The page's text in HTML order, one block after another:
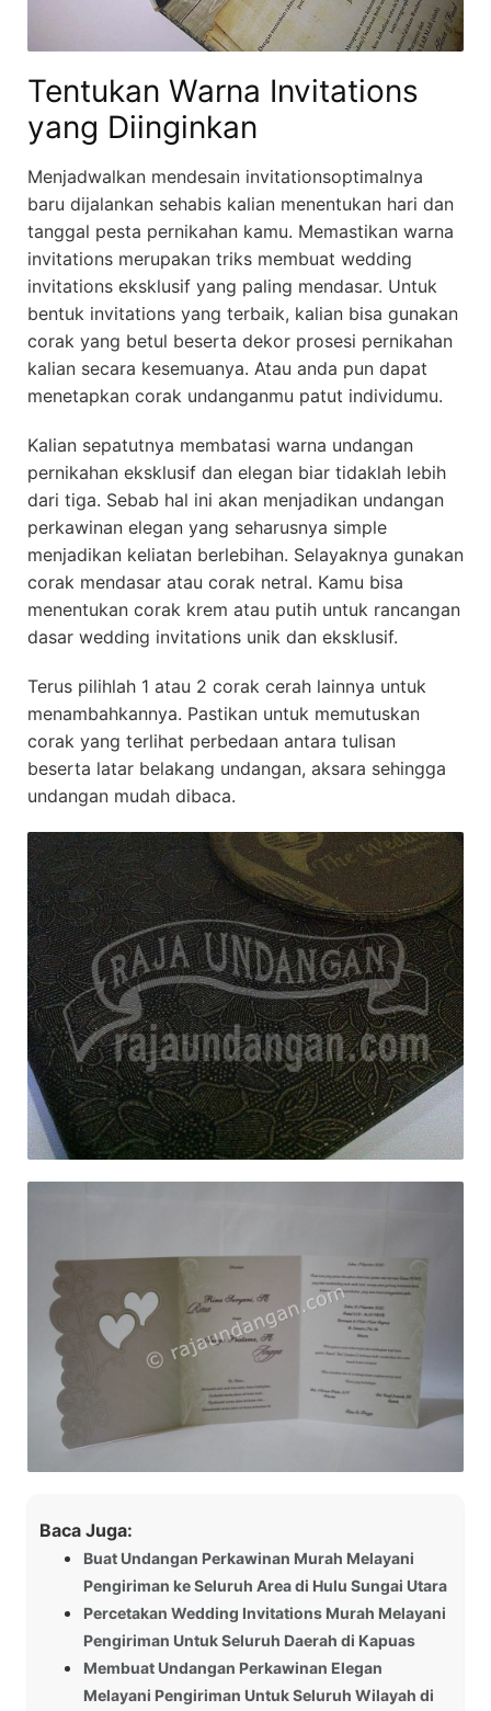
Tentukan Warna Invitations
yang Diinginkan
Menjadwalkan mendesain invitationsoptimalnya
baru dijalankan sehabis kalian menentukan hari dan
tanggal pesta pernikahan kamu. Memastikan warna
invitations merupakan triks membuat wedding
invitations eksklusif yang paling mendasar. Untuk
bentuk invitations yang terbaik, kalian bisa gunakan
corak yang betul beserta dekor prosesi pernikahan
kalian secara kesemuanya. Atau anda pun dapat
menetapkan corak undanganmu patut individumu.
Kalian sepatutnya membatasi warna undangan
pernikahan eksklusif dan elegan biar tidaklah lebih
dari tiga. Sebab hal ini akan menjadikan undangan
perkawinan elegan yang seharusnya simple
menjadikan keliatan berlebihan. Selayaknya gunakan
corak mendasar atau corak netral. Kamu bisa
menentukan corak krem atau putih untuk rancangan
dasar wedding invitations unik dan eksklusif.
Terus pilihlah 1 atau 2 corak cerah lainnya untuk
menambahkannya. Pastikan untuk memutuskan
corak yang terlihat perbedaan antara tulisan
beserta latar belakang undangan, aksara sehingga
undangan mudah dibaca.
Baca Juga:
Buat Undangan Perkawinan Murah Melayani
Pengiriman ke Seluruh Area di Hulu Sungai Utara
Percetakan Wedding Invitations Murah Melayani
Pengiriman Untuk Seluruh Daerah di Kapuas
Membuat Undangan Perkawinan Elegan
Melayani Pengiriman Untuk Seluruh Wilayah di